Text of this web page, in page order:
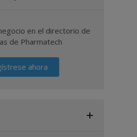
en el directorio de
de Pharmatech
ahora